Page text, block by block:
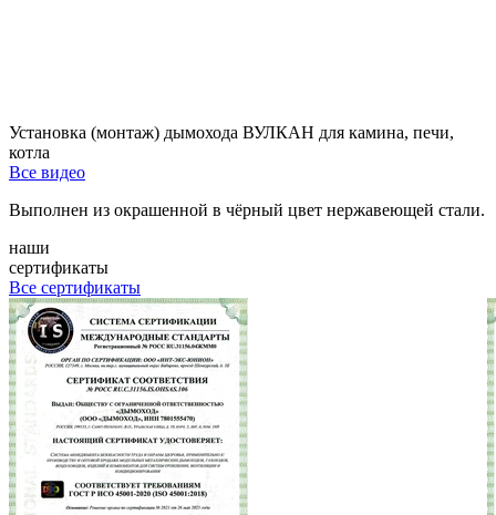
Установка (монтаж) дымохода ВУЛКАН для камина, печи,
котла
Все видео
Выполнен из окрашенной в чёрный цвет нержавеющей стали.
наши
сертификаты
Все сертификаты